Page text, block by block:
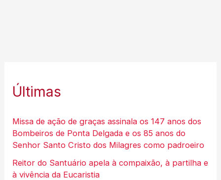
Últimas
Missa de ação de graças assinala os 147 anos dos
Bombeiros de Ponta Delgada e os 85 anos do
Senhor Santo Cristo dos Milagres como padroeiro
Reitor do Santuário apela à compaixão, à partilha e
à vivência da Eucaristia